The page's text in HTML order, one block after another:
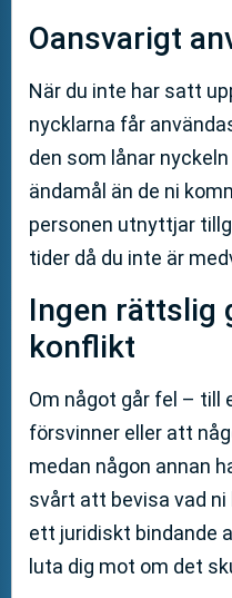
Oansvarigt
När du inte har satt
nycklarna får
den som lånar
ändamål än de ni
personen utnyttjar
tider då du inte är
Ingen rättslig
konflikt
Om något går fel – till
försvinner eller att
medan någon annan
svårt att bevisa vad
ett juridiskt bindande
luta dig mot om det